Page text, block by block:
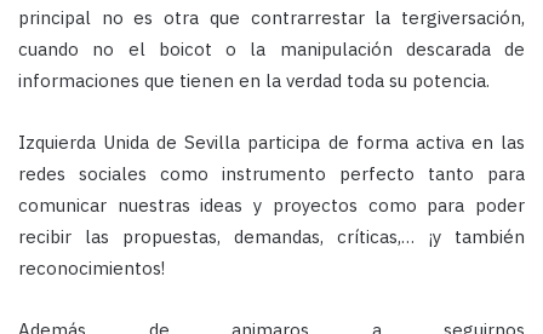
principal no es otra que contrarrestar la tergiversación,
cuando no el boicot o la manipulación descarada de
informaciones que tienen en la verdad toda su potencia.
Izquierda Unida de Sevilla participa de forma activa en las
redes sociales como instrumento perfecto tanto para
comunicar nuestras ideas y proyectos como para poder
recibir las propuestas, demandas, críticas,… ¡y también
reconocimientos!